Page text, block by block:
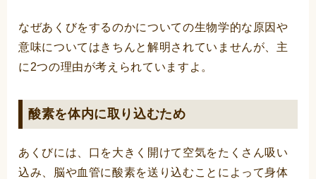
なぜあくびをするのかについての生物学的な原因や
意味についてはきちんと解明されていませんが、主
に2つの理由が考えられていますよ。
酸素を体内に取り込むため
あくびには、口を大きく開けて空気をたくさん吸い
込み、脳や血管に酸素を送り込むことによって身体